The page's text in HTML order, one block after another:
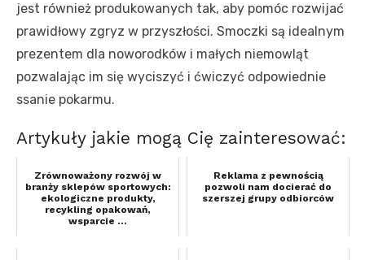
jest również produkowanych tak, aby pomóc rozwijać
prawidłowy zgryz w przyszłości. Smoczki są idealnym
prezentem dla noworodków i małych niemowląt
pozwalając im się wyciszyć i ćwiczyć odpowiednie
ssanie pokarmu.
Artykuły jakie mogą Cię zainteresować:
Zrównoważony rozwój w
branży sklepów sportowych:
ekologiczne produkty,
recykling opakowań,
wsparcie ...
Reklama z pewnością
pozwoli nam docierać do
szerszej grupy odbiorców